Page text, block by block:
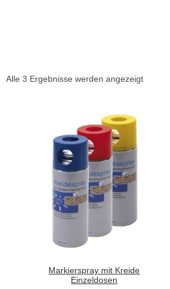
Alle 3 Ergebnisse werden angezeigtNach
Markierspray mit Kreide
Einzeldosen